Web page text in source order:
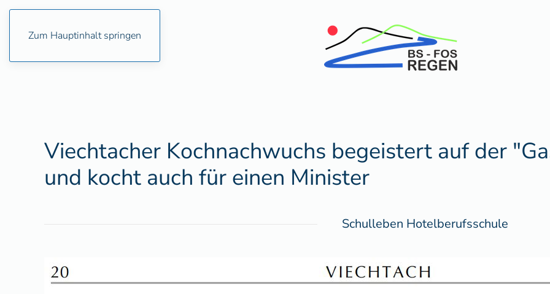
Zum Hauptinhalt springen
Viechtacher Kochnachwuchs begeistert auf der
und kocht auch für einen Minister
Schulleben Hotelberufsschule